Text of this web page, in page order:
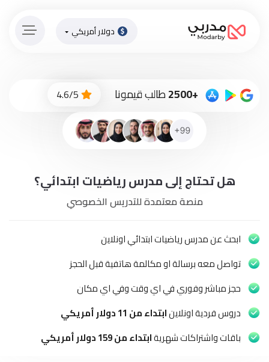
الاّن
أونلاين
باقات
وطلاب
المدارس
دولار أمريكي
+2500 طالب قيمونا 4.6/5
هل تحتاج إلى مدرس رياضيات ابتدائي؟
منصة معتمدة للتدريس الخصوصي
ابحث عن مدرس رياضيات ابتدائي اونلاين
تواصل معه برسالة او مكالمة هاتفية قبل الحجز
حجز مباشر وفوري في اي وقت وفي اي مكان
دروس فردية اونلاينابتداء من 11 دولار أمريكي
باقات واشتراكات شهريةابتداء من 159 دولار أمريكي